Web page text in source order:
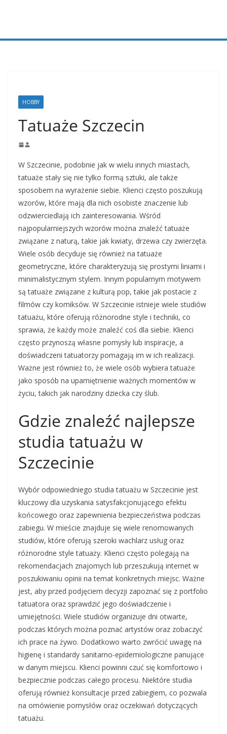
HOBBY
Tatuaże Szczecin
W Szczecinie, podobnie jak w wielu innych miastach,
tatuaże stały się nie tylko formą sztuki, ale także
sposobem na wyrażenie siebie. Klienci często poszukują
wzorów, które mają dla nich osobiste znaczenie lub
odzwierciedlają ich zainteresowania. Wśród
najpopularniejszych wzorów można znaleźć tatuaże
związane z naturą, takie jak kwiaty, drzewa czy zwierzęta.
Wiele osób decyduje się również na tatuaże
geometryczne, które charakteryzują się prostymi liniami i
minimalistycznym stylem. Innym popularnym motywem
są tatuaże związane z kulturą pop, takie jak postacie z
filmów czy komiksów. W Szczecinie istnieje wiele studiów
tatuażu, które oferują różnorodne style i techniki, co
sprawia, że każdy może znaleźć coś dla siebie. Klienci
często przynoszą własne pomysły lub inspiracje, a
doświadczeni tatuatorzy pomagają im w ich realizacji.
Ważne jest również to, że wiele osób wybiera tatuaże
jako sposób na upamiętnienie ważnych momentów w
życiu, takich jak narodziny dziecka czy ślub.
Gdzie znaleźć najlepsze
studia tatuażu w
Szczecinie
Wybór odpowiedniego studia tatuażu w Szczecinie jest
kluczowy dla uzyskania satysfakcjonującego efektu
końcowego oraz zapewnienia bezpieczeństwa podczas
zabiegu. W mieście znajduje się wiele renomowanych
studiów, które oferują szeroki wachlarz usług oraz
różnorodne style tatuaży. Klienci często polegają na
rekomendacjach znajomych lub przeszukują internet w
poszukiwaniu opinii na temat konkretnych miejsc. Ważne
jest, aby przed podjęciem decyzji zapoznać się z portfolio
tatuatora oraz sprawdzić jego doświadczenie i
umiejętności. Wiele studiów organizuje dni otwarte,
podczas których można poznać artystów oraz zobaczyć
ich prace na żywo. Dodatkowo warto zwrócić uwagę na
higienę i standardy sanitarno-epidemiologiczne panujące
w danym miejscu. Klienci powinni czuć się komfortowo i
bezpiecznie podczas całego procesu. Niektóre studia
oferują również konsultacje przed zabiegiem, co pozwala
na omówienie pomysłów oraz oczekiwań dotyczących
tatuażu.